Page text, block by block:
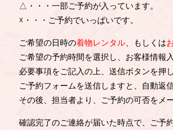
△・・・一部ご予約が入っています。
☓・・・ご予約でいっぱいです。
ご希望の日時の着物レンタル 、もしくは
ご希望の予約時間を選択し、お客様情報
必要事項をご記入の上、送信ボタンを押
ご予約フォームを送信しますと、自動返
その後、担当者より、ご予約の可否をメ
確認完了のご連絡が届いた時点で、ご予